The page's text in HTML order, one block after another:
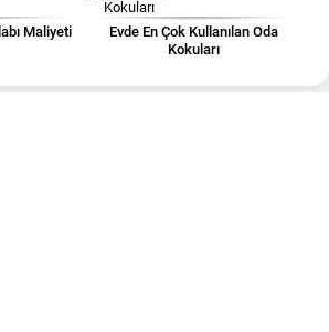
Maliyeti
Evde En Çok Kullanılan Oda
Kokuları